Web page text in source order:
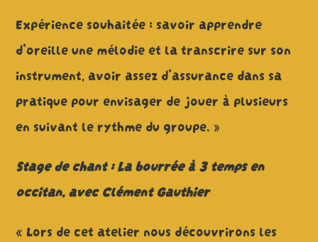
Expérience souhaitée : savoir apprendre
d’oreille une mélodie et la transcrire sur son
instrument, avoir assez d’assurance dans sa
pratique pour envisager de jouer à plusieurs
en suivant le rythme du groupe. »
Stage de chant : La bourrée à 3 temps en
occitan, avec Clément Gauthier
« Lors de cet atelier nous découvrirons les